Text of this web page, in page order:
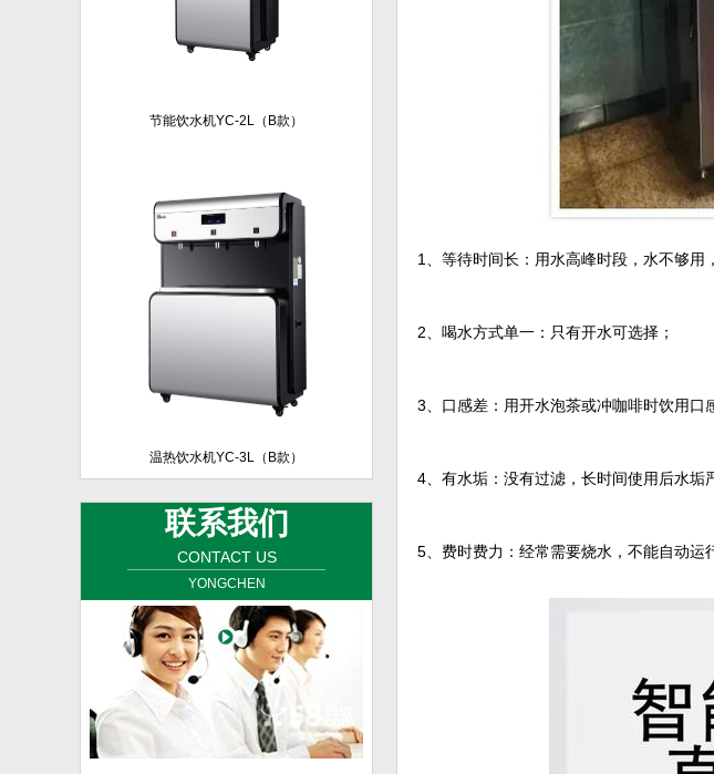
节能饮水机YC-2L（B款）
温热饮水机YC-3L（B款）
联系我们
CONTACT US
YONGCHEN
1、等待时间长：用水高峰时段，水不够用
2、喝水方式单一：只有开水可选择；
3、口感差：用开水泡茶或冲咖啡时饮用口
4、有水垢：没有过滤，长时间使用后水垢
5、费时费力：经常需要烧水，不能自动运